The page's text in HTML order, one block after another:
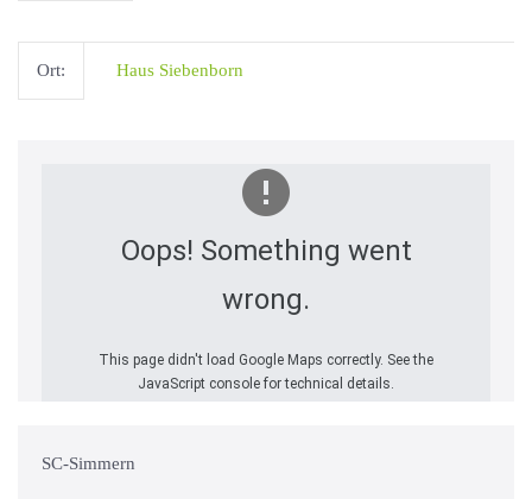
Ort: Haus Siebenborn
Oops! Something went
wrong.
This page didn't load Google Maps correctly. See the
JavaScript console for technical details.
SC-Simmern